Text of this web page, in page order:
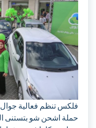
تنظم فعالية جوال تسليم
اشحن شو بتستنى الك